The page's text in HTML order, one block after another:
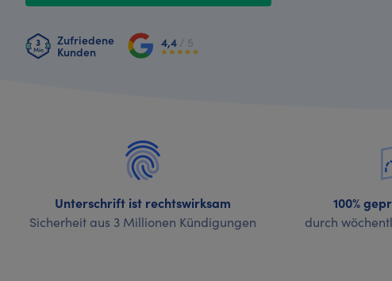
Zufriedene
Kunden
4,4 / 5
Unterschrift ist rechtswirksam
Sicherheit aus 3 Millionen Kündigungen
100%
durch